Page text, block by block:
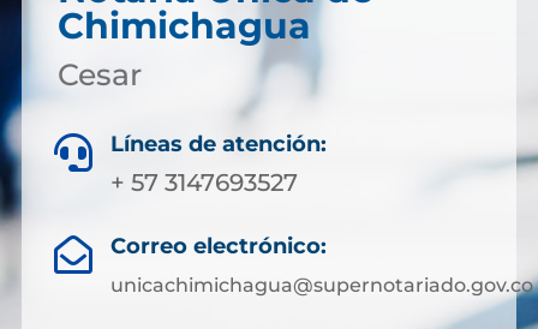
Chimichagua
Cesar
 Líneas de atención:
+ 57 3147693527
 Correo electrónico:
unicachimichagua@supernotariado.gov.co